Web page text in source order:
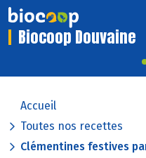
Biocoop Douvaine
Accueil
Toutes nos recettes
Clémentines festives